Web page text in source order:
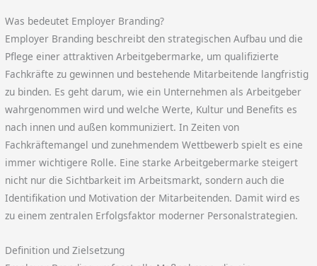
Was bedeutet Employer Branding?
Employer Branding beschreibt den strategischen Aufbau und die
Pflege einer attraktiven Arbeitgebermarke, um qualifizierte
Fachkräfte zu gewinnen und bestehende Mitarbeitende langfristig
zu binden. Es geht darum, wie ein Unternehmen als Arbeitgeber
wahrgenommen wird und welche Werte, Kultur und Benefits es
nach innen und außen kommuniziert. In Zeiten von
Fachkräftemangel und zunehmendem Wettbewerb spielt es eine
immer wichtigere Rolle. Eine starke Arbeitgebermarke steigert
nicht nur die Sichtbarkeit im Arbeitsmarkt, sondern auch die
Identifikation und Motivation der Mitarbeitenden. Damit wird es
zu einem zentralen Erfolgsfaktor moderner Personalstrategien.
Definition und Zielsetzung